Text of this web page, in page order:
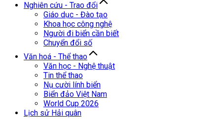
Nghiên cứu - Trao đổi
Giáo dục - Đào tạo
Khoa học công nghệ
Người đi biển cần biết
Chuyển đổi số
Văn hoá - Thể thao
Văn học - Nghệ thuật
Tin thể thao
Nụ cười lính biển
Biển đảo Việt Nam
World Cup 2026
Lịch sử Hải quân